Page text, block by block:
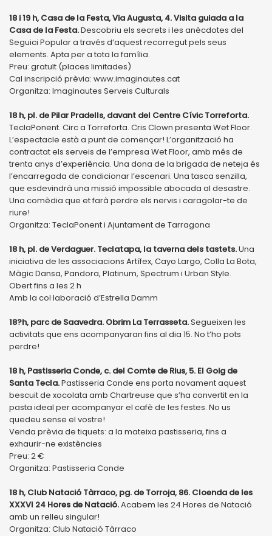
18 i 19 h, Casa de la Festa, Via Augusta, 4. Visita guiada a la
Casa de la Festa.Descobriu els secrets i les anècdotes del
Seguici Popular a través d’aquest recorregut pels seus
elements. Apta per a tota la família.
Preu: gratuït (places limitades)
Cal inscripció prèvia: www.imaginautes.cat
Organitza: Imaginautes Serveis Culturals
18 h, pl. de Pilar Pradells, davant del Centre Cívic Torreforta.
TeclaPonent. Circ a Torreforta. Cris Clown presenta Wet Floor.
L’espectacle està a punt de començar! L’organització ha
contractat els serveis de l’empresa Wet Floor, amb més de
trenta anys d’experiència. Una dona de la brigada de neteja és
l’encarregada de condicionar l’escenari. Una tasca senzilla,
que esdevindrà una missió impossible abocada al desastre.
Una comèdia que et farà perdre els nervis i caragolar-te de
riure!
Organitza: TeclaPonent i Ajuntament de Tarragona
18 h, pl. de Verdaguer. Teclatapa, la taverna dels tastets.Una
iniciativa de les associacions Artífex, Cayo Largo, Colla La Bota,
Màgic Dansa, Pandora, Platinum, Spectrum i Urban Style.
Obert fins a les 2 h
Amb la col·laboració d’Estrella Damm
18?h, parc de Saavedra. Obrim La Terrasseta.Segueixen les
activitats que ens acompanyaran fins al dia 15. No t’ho pots
perdre!
18 h, Pastisseria Conde, c. del Comte de Rius, 5. El Goig de
Santa Tecla.Pastisseria Conde ens porta novament aquest
bescuit de xocolata amb Chartreuse que s’ha convertit en la
pasta ideal per acompanyar el cafè de les festes. No us
quedeu sense el vostre!
Venda prèvia de tiquets: a la mateixa pastisseria, fins a
exhaurir-ne existències
Preu: 2 €
Organitza: Pastisseria Conde
18 h, Club Natació Tàrraco, pg. de Torroja, 86. Cloenda de les
XXXVI 24 Hores de Natació.Acabem les 24 Hores de Natació
amb un relleu singular!
Organitza: Club Natació Tàrraco